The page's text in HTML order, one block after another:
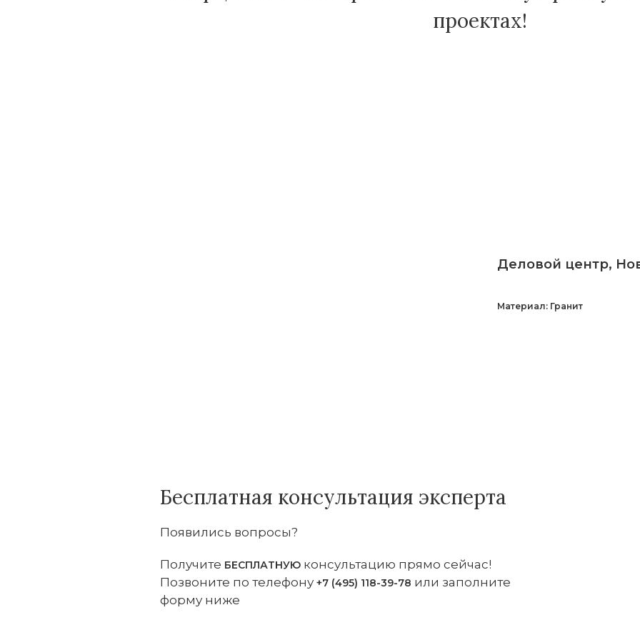
проектах!
Деловой центр,
Материал: Гранит
Бесплатная консультация эксперта
Появились вопросы?
Получите БЕСПЛАТНУЮ консультацию прямо сейчас!
Позвоните по телефону+7 (495) 118-39-78 или заполните
форму ниже